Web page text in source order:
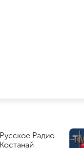
Русское Радио
Костанай